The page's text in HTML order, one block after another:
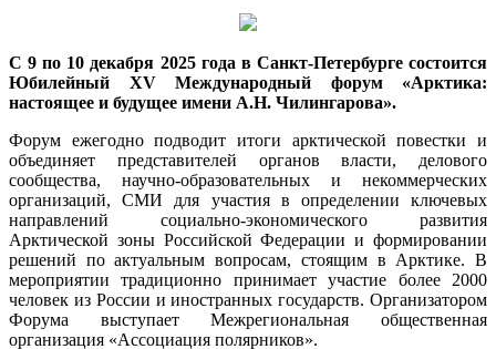
С 9 по 10 декабря 2025 года в Санкт-Петербурге состоится
Юбилейный XV Международный форум «Арктика:
настоящее и будущее имени А.Н. Чилингарова».
Форум ежегодно подводит итоги арктической повестки и
объединяет представителей органов власти, делового
сообщества, научно-образовательных и некоммерческих
организаций, СМИ для участия в определении ключевых
направлений социально-экономического развития
Арктической зоны Российской Федерации и формировании
решений по актуальным вопросам, стоящим в Арктике. В
мероприятии традиционно принимает участие более 2000
человек из России и иностранных государств. Организатором
Форума выступает Межрегиональная общественная
организация «Ассоциация полярников».